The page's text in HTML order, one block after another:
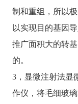
制和重组，所以极
以实现目的基因
推广面积大的转
的。
3，显微注射法显
作仪，将毛细玻